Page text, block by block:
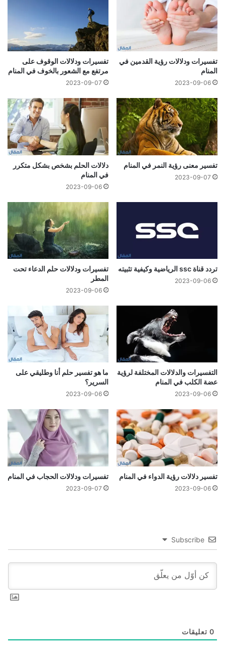
تفسيرات ودلالات رؤية القدمين في
المنام
2023-09-06
تفسيرات ودلالات الوقوف على
مرتفع مع الشعور بالخوف في المنام
2023-09-07
تفسير معنى رؤية النمر في المنام
2023-09-07
دلالات الحلم بشخص بشكل متكرر
في المنام
2023-09-06
تردد قناة ssc الرياضية وكيفية تثبيته
2023-09-06
تفسيرات ودلالات حلم الدعاء تحت
المطر
2023-09-06
التفسيرات والدلالات المختلفة لرؤية
عضة الكلب في المنام
2023-09-06
ما هو تفسير حلم أنا وطليقي على
السرير؟
2023-09-06
تفسير دلالات رؤية الدواء في المنام
2023-09-06
تفسيرات ودلالات الحجاب في المنام
2023-09-07
Subscribe
0 تعليقات